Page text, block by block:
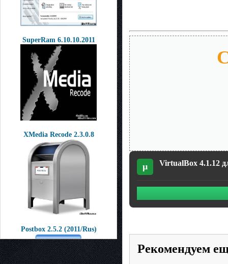
SuperRam 6.10.10.2011
XMedia Recode 2.3.0.8
Postbox 2.5.2 (2011/Rus)
µ VirtualBox 4.1.12
Рекомендуем